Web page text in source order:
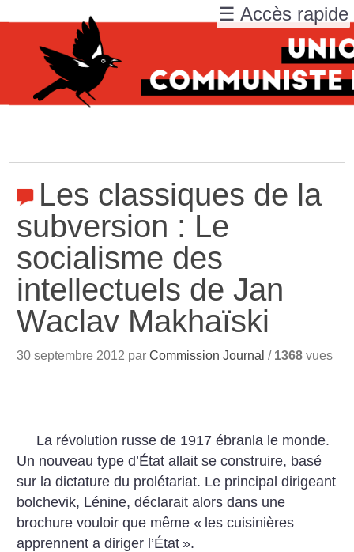
Les classiques de la
subversion : Le
socialisme des
intellectuels de Jan
Waclav Makhaïski
30 septembre 2012 parCommission Journal / 1368 vues
La révolution russe de 1917 ébranla le monde.
Un nouveau type d’État allait se construire, basé
sur la dictature du prolétariat. Le principal dirigeant
bolchevik, Lénine, déclarait alors dans une
brochure vouloir que même « les cuisinières
apprennent a diriger l’État ».
☰ Accès rapide